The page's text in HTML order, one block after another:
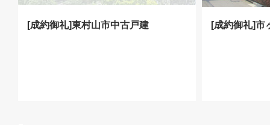
[成約御礼]東村山市中古戸建 [成約御礼]市